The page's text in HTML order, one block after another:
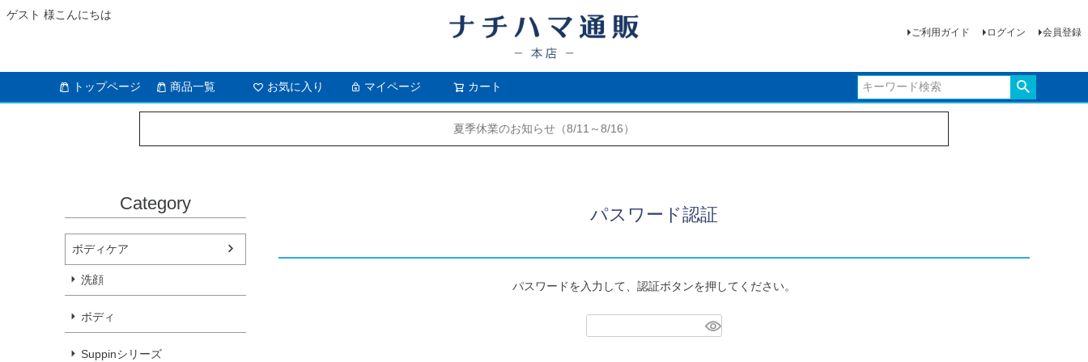
ゲスト 様こんにちは
ご利用ガイド ログイン 会員登録
トップページ 商品一覧 お気に入り マイページ カート
夏季休業のお知らせ（8/11～8/16）
Category
ボディケア
洗顔
ボディ
Suppinシリーズ
パスワード認証
パスワードを入力して、認証ボタンを押してください。